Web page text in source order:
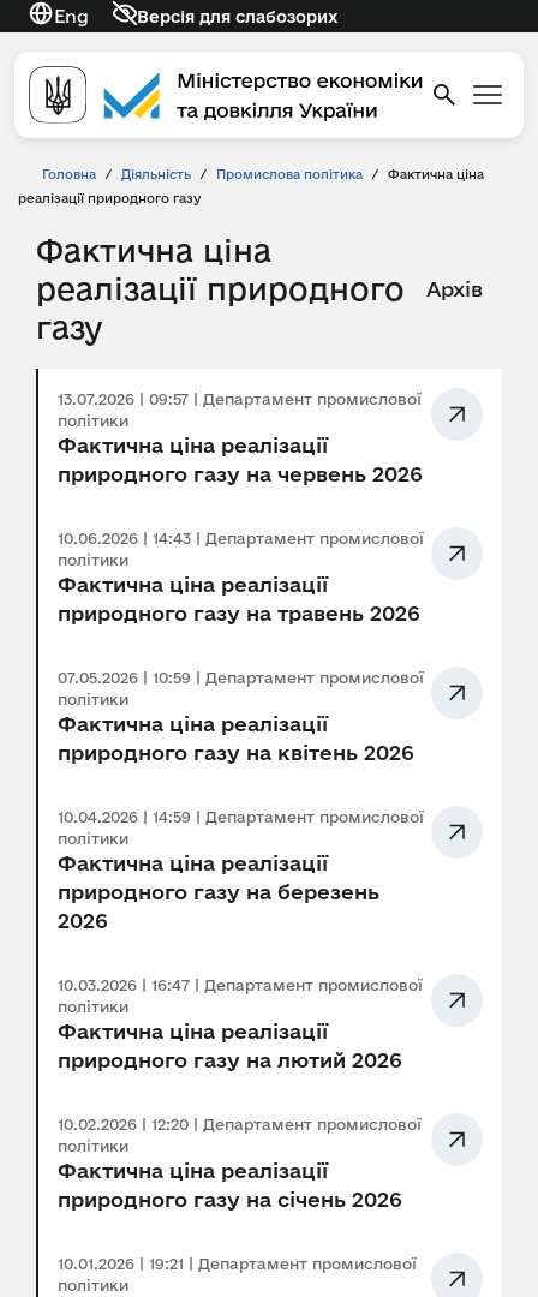
Eng Версія для слабозорих
Головна / Діяльність / Промислова політика /
Фактична ціна
реалізації природного газу
Фактична ціна
реалізації природного
газу
Архів
13.07.2026 | 09:57 | Департамент промислової
політики
Фактична ціна реалізації
природного газу на червень 2026
10.06.2026 | 14:43 | Департамент промислової
політики
Фактична ціна реалізації
природного газу на травень 2026
07.05.2026 | 10:59 | Департамент промислової
політики
Фактична ціна реалізації
природного газу на квітень 2026
10.04.2026 | 14:59 | Департамент промислової
політики
Фактична ціна реалізації
природного газу на березень
2026
10.03.2026 | 16:47 | Департамент промислової
політики
Фактична ціна реалізації
природного газу на лютий 2026
10.02.2026 | 12:20 | Департамент промислової
політики
Фактична ціна реалізації
природного газу на січень 2026
10.01.2026 | 19:21 | Департамент промислової
політики